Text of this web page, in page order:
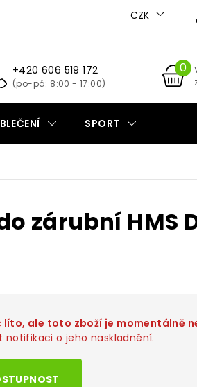
CZK
+420 606 519 172
SPORT
zárubní HMS
líto, ale toto zboží je momentálně
notifikaci o jeho naskladnění.